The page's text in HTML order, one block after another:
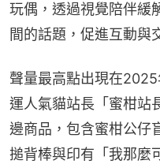
玩偶，透過視覺陪伴緩
間的話題，促進互動與
聲量最高點出現在
運人氣貓站長「蜜柑站
邊商品，包含蜜柑公仔
搥背棒與印有「我那麼